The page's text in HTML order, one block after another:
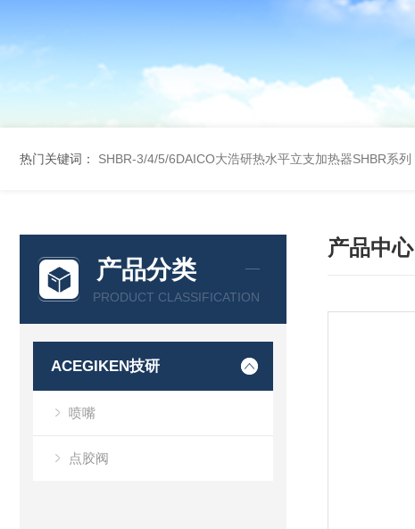
热门关键词： SHBR-3/4/5/6DAICO大浩研热水平立支加热器SHBR系列
产品分类
PRODUCT CLASSIFICATION
ACEGIKEN技研
喷嘴
点胶阀
产品中心